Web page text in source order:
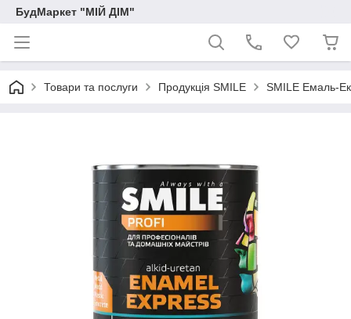
БудМаркет "МІЙ ДІМ"
Товари та послуги Продукція SMILE SMILE Емаль-